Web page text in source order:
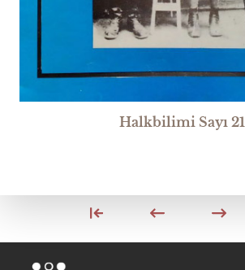
Halkbilimi Sayı 21